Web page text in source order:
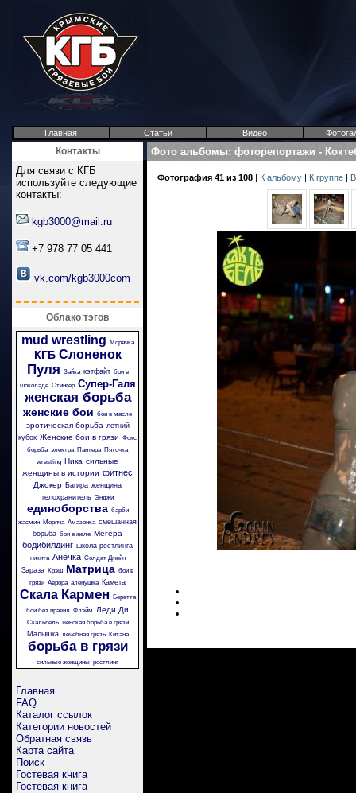
Главная Статьи Видео
Контакты
Для связи с КГБ
используйте следующие
контакты:
kgb3000@mail.ru
+7 978 77 05 441
vk.com/kgb3000com
Облако тэгов
mud wrestling Морячка
КГБ Слоненок
Пуля Зайка кэтфайт бои в
шоколаде Стингер Супер-Галя
женская борьба
женские бои бои в масле
эротическая борьба летний
кубок Женские бои в грязи Фокс
борьба электра Пантера Пяточка
wrestling Ника сильные
женщины в истории фитнес
Джокер Багира женщина
телохранитель Энджи
единоборства барби
жасмин Моряча Амазонка смешанная
борьба бои в желе Мегера
бодибилдинг школа рестлинга
никита Анечка Солдат Джейн
Зараза Крэш Матрица бои в
грязи Аврора аленушка Камета
Скала Кармен
Беретта
бои без правил Флэйм Леди Ди
Скальпель женская борьба в грязи
Малышка лечебная грязь Китана
борьба в грязи
сильные женщины рестлинг
Главная
FAQ
Каталог ссылок
Категории новостей
Обратная связь
Карта сайта
Поиск
Гостевая книга
Гостевая книга
Фото альбомы: фоторепортажи -
Фотография 41 из 108 | К альбому | К группе |